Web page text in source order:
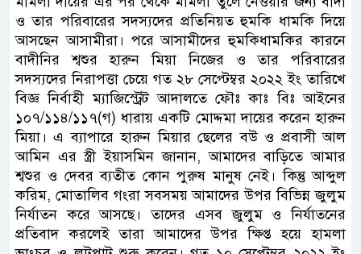
ও তার পরিবারের সদস্যদের প্রতিনিয়ত হুমকি ধামকি দিয়ে
আসছেন আসামীরা। পরে আসামীদের হুমকিধামকির কারনে
বাদীনির শ্বশুর হারুন মিয়া নিজের ও তার পরিবারের
সদস্যদের নিরাপত্তা চেয়ে গত ২৮ সেপ্টেম্বর ২০২২ ইং তারিখে
বিজ্ঞ নির্বাহী ম্যাজিস্ট্রেট আদালতে ফৌঃ কাঃ বিঃ আইনের
১০৭/১১৪/১১৭(গ) ধারায় একটি মোদ্দমা দায়ের করেন হারুন
মিয়া। এ ব্যাপারে হারুন মিয়ার ছেলের বউ ও প্রবাসী আল
আমিন এর স্ত্রী ইয়াসমিন জানান, আমাদের বাড়িতে আমার
শ্বশুর ও দেবর ব্যতীত কোন পুরুষ মানুষ নেই। কিন্তু আব্দুল
করিম, মোতালিব গংরা সবসময় আমাদের উপর বিভিন্ন জুলুম
নির্যাতন করে আসছে। তাদের এসব জুলুম ও নির্যাতনের
প্রতিবাদ করলেই তারা আমাদের উপর ক্ষিপ্ত হয়ে হামলা